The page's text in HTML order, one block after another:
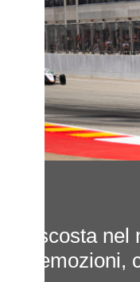
Ecco
Saranno
Formula